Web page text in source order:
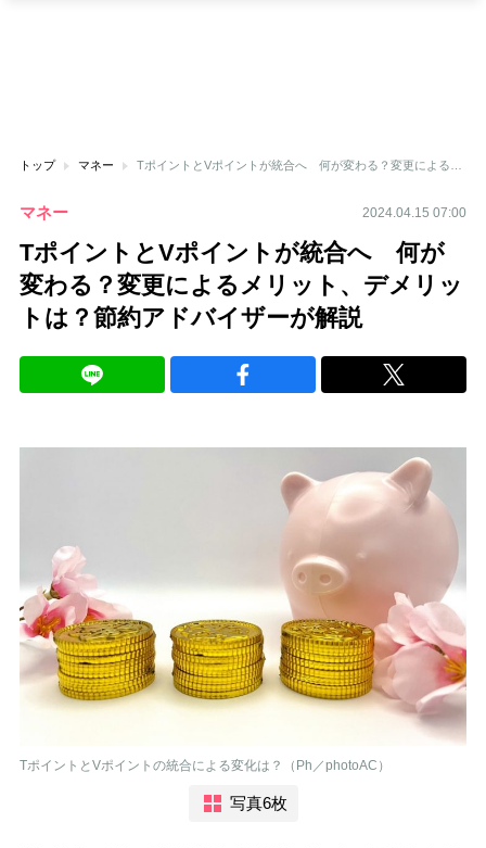
トップ マネー
マネー 2024.04.15 07:00
TポイントとVポイントが統合へ 何が
変わる？変更によるメリット、デメリッ
トは？節約アドバイザーが解説
TポイントとVポイントの統合による変化は？（Ph／photoAC）
写真6枚